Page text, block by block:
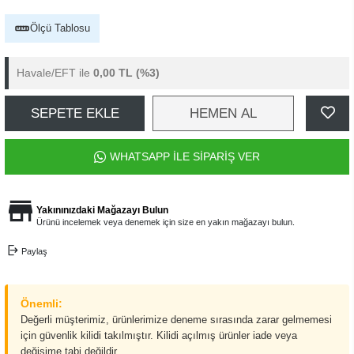
Ölçü Tablosu
Havale/EFT ile 0,00 TL (%3)
SEPETE EKLE HEMEN AL
WHATSAPP İLE SİPARİŞ VER
Yakınınızdaki Mağazayı Bulun
Ürünü incelemek veya denemek için size en yakın mağazayı bulun.
Paylaş
Önemli:
Değerli müşterimiz, ürünlerimize deneme sırasında zarar gelmemesi
için güvenlik kilidi takılmıştır. Kilidi açılmış ürünler iade veya
değişime tabi değildir.